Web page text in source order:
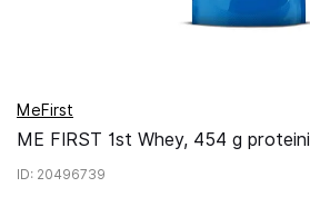
MeFirst
ME FIRST 1st Whey, 454 g proteini
ID: 20496739